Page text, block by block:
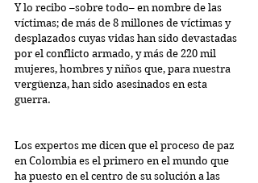
Y lo recibo –sobre todo– en nombre de las
víctimas; de más de 8 millones de víctimas y
desplazados cuyas vidas han sido devastadas
por el conflicto armado, y más de 220 mil
mujeres, hombres y niños que, para nuestra
vergüenza, han sido asesinados en esta
guerra.
Los expertos me dicen que el proceso de paz
en Colombia es el primero en el mundo que
ha puesto en el centro de su solución a las